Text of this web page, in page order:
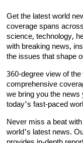
Get the latest world
coverage spans
science, technology,
with breaking news,
the issues that shape
360-degree view of
comprehensive
we bring you the news
today's fast-paced
Never miss a beat
world's latest news.